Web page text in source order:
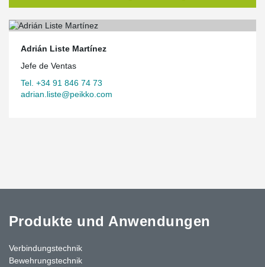
Adrián Liste Martínez
Jefe de Ventas
Tel. +34 91 846 74 73
adrian.liste@peikko.com
Produkte und Anwendungen
Verbindungstechnik
Bewehrungstechnik